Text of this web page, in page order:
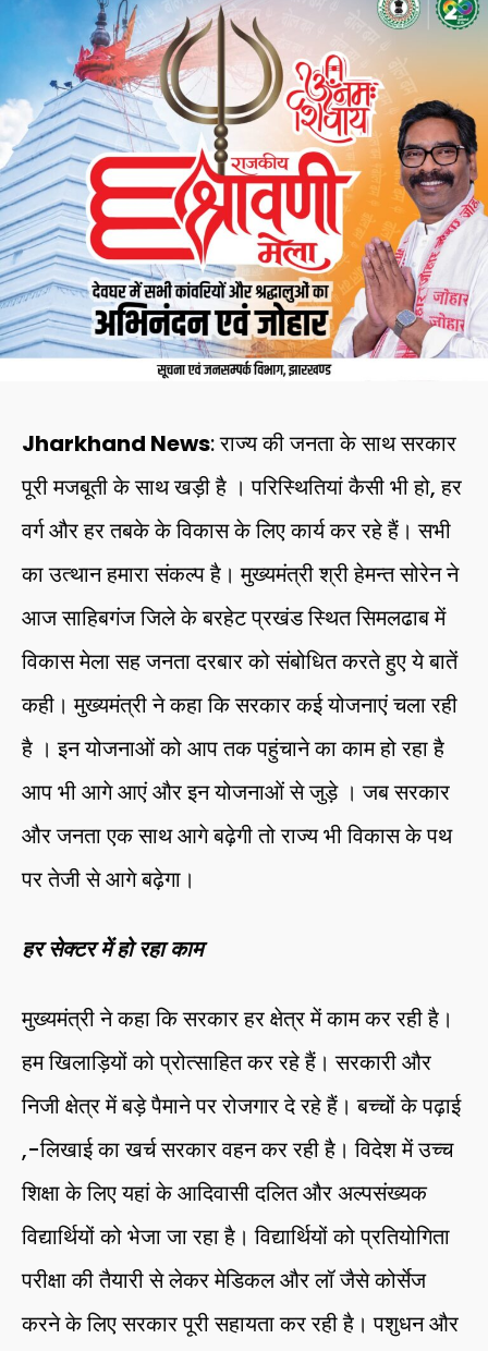
Jharkhand News: राज्य की जनता के साथ सरकार
पूरी मजबूती के साथ खड़ी है । परिस्थितियां कैसी भी हो, हर
वर्ग और हर तबके के विकास के लिए कार्य कर रहे हैं। सभी
का उत्थान हमारा संकल्प है। मुख्यमंत्री श्री हेमन्त सोरेन ने
आज साहिबगंज जिले के बरहेट प्रखंड स्थित सिमलढाब में
विकास मेला सह जनता दरबार को संबोधित करते हुए ये बातें
कही। मुख्यमंत्री ने कहा कि सरकार कई योजनाएं चला रही
है । इन योजनाओं को आप तक पहुंचाने का काम हो रहा है
आप भी आगे आएं और इन योजनाओं से जुड़े । जब सरकार
और जनता एक साथ आगे बढ़ेगी तो राज्य भी विकास के पथ
पर तेजी से आगे बढ़ेगा।
हर सेक्टर में हो रहा काम
मुख्यमंत्री ने कहा कि सरकार हर क्षेत्र में काम कर रही है।
हम खिलाड़ियों को प्रोत्साहित कर रहे हैं। सरकारी और
निजी क्षेत्र में बड़े पैमाने पर रोजगार दे रहे हैं। बच्चों के पढ़ाई
,-लिखाई का खर्च सरकार वहन कर रही है। विदेश में उच्च
शिक्षा के लिए यहां के आदिवासी दलित और अल्पसंख्यक
विद्यार्थियों को भेजा जा रहा है। विद्यार्थियों को प्रतियोगिता
परीक्षा की तैयारी से लेकर मेडिकल और लॉ जैसे कोर्सेज
करने के लिए सरकार पूरी सहायता कर रही है। पशुधन और